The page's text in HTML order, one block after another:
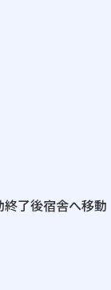
了後宿舎へ移動